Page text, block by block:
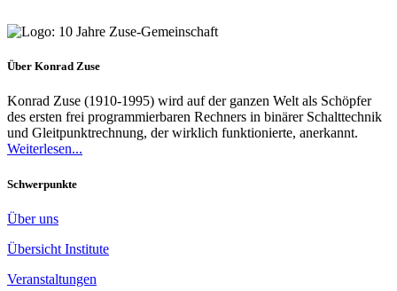
Über Konrad Zuse
Konrad Zuse (1910-1995) wird auf der ganzen Welt als Schöpfer
des ersten frei programmierbaren Rechners in binärer Schalttechnik
und Gleitpunktrechnung, der wirklich funktionierte, anerkannt.
Weiterlesen...
Schwerpunkte
Über uns
Übersicht Institute
Veranstaltungen